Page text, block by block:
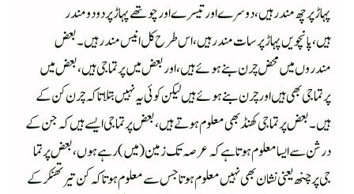
پہاڑ پر چھ مندر ہیں ،دوسرے اور تیسرےاور چوتھے پہاڑ پر دو دو مندر
ہیں،پانچویں پہاڑ پر سات مندر ہیں ،اس طرح کل انیس مندر ہیں۔ بعض
مندروں میں محض چرن بنے ہوئے ہیں ،اور بعض میں پرتما جی ہیں، بعض میں
پرتما جی بھی ہیں اور چرن بنے ہوئے ہیں لیکن کوئی یہ نہیں بتلاتا کہ چرن کن کے
ہیں۔ بعض پرتما جی کھنڈ بھی معلوم ہوتے ہیں،بعض پرتما جی ایسے ہیں کہ جن کے
درشن سے ایسا معلوم ہوتا ہے کہ عر صہ تک زمین (میں)رہے ہوں ،بعض پرتما
جی پر چنھ یعنی نشان بھی نہیں معلوم ہوتاجس سے معلوم ہوتا کہ کن تیرتھنکر کے